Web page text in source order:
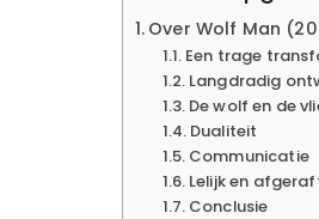
Over Wolf Man
Een trage
Langdradig
De wolf en de
Dualiteit
Communicatie
Lelijk en
Conclusie